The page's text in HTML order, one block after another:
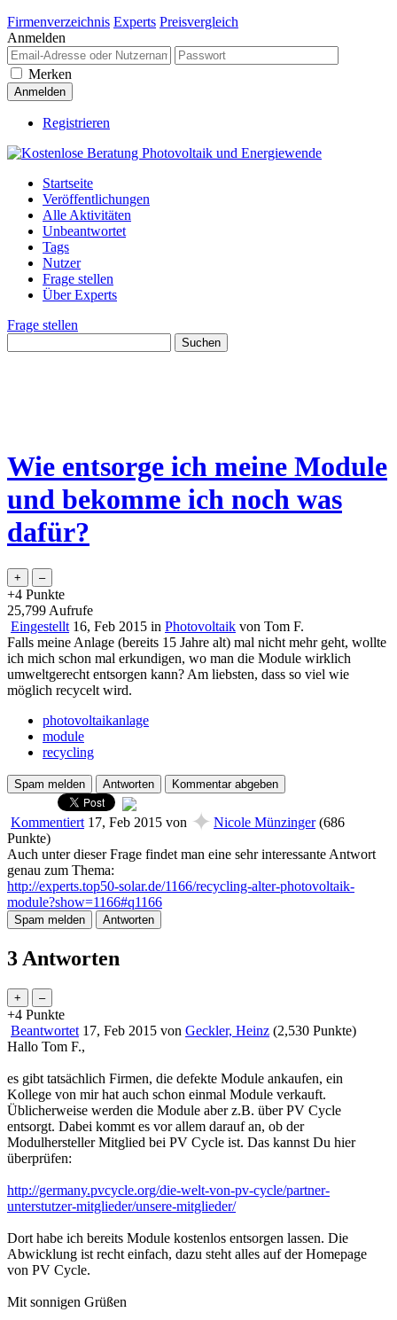
Firmenverzeichnis Experts Preisvergleich
Anmelden
Merken
Registrieren
Startseite
Veröffentlichungen
Alle Aktivitäten
Unbeantwortet
Tags
Nutzer
Frage stellen
Über Experts
Frage stellen
Wie entsorge ich meine Module
und bekomme ich noch was
dafür?
+4 Punkte
25,799 Aufrufe
Eingestellt 16, Feb 2015 in Photovoltaik von Tom F.
Falls meine Anlage (bereits 15 Jahre alt) mal nicht mehr geht, wollte
ich mich schon mal erkundigen, wo man die Module wirklich
umweltgerecht entsorgen kann? Am liebsten, dass so viel wie
möglich recycelt wird.
photovoltaikanlage
module
recycling
Kommentiert 17, Feb 2015 von ✦ Nicole Münzinger (686
Punkte)
Auch unter dieser Frage findet man eine sehr interessante Antwort
genau zum Thema:
http://experts.top50-solar.de/1166/recycling-alter-photovoltaik-
module?show=1166#q1166
3 Antworten
+4 Punkte
Beantwortet 17, Feb 2015 von Geckler, Heinz (2,530 Punkte)
Hallo Tom F.,
es gibt tatsächlich Firmen, die defekte Module ankaufen, ein
Kollege von mir hat auch schon einmal Module verkauft.
Üblicherweise werden die Module aber z.B. über PV Cycle
entsorgt. Dabei kommt es vor allem darauf an, ob der
Modulhersteller Mitglied bei PV Cycle ist. Das kannst Du hier
überprüfen:
http://germany.pvcycle.org/die-welt-von-pv-cycle/partner-
unterstutzer-mitglieder/unsere-mitglieder/
Dort habe ich bereits Module kostenlos entsorgen lassen. Die
Abwicklung ist recht einfach, dazu steht alles auf der Homepage
von PV Cycle.
Mit sonnigen Grüßen